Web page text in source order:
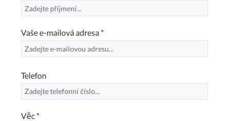
Vaše e-mailová adresa *
Telefon
Věc *